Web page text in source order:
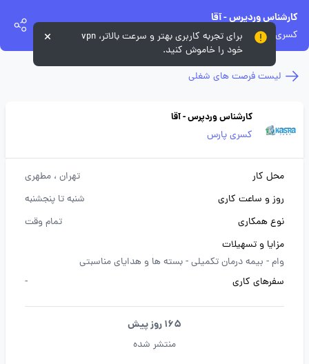
کارشناس وردپرس - آقا
کسری پارس
لیست فرصت های شغلی
کارشناس وردپرس - آقا
کسری پارس
محل کار تهران ، مطهری
روز و ساعت کاری
شنبه تا پنجشنبه
نوع همکاری
تمام وقت
مزایا و تسهیلات
وام - بیمه درمان تکمیلی -بسته ها و هدایای مناسبتی
سفرهای کاری
-
165 روز پیش
منتشر شده
برای تجربه کاربری بهتر و سرعت بالاتر، vpn
خود را خاموش کنید.